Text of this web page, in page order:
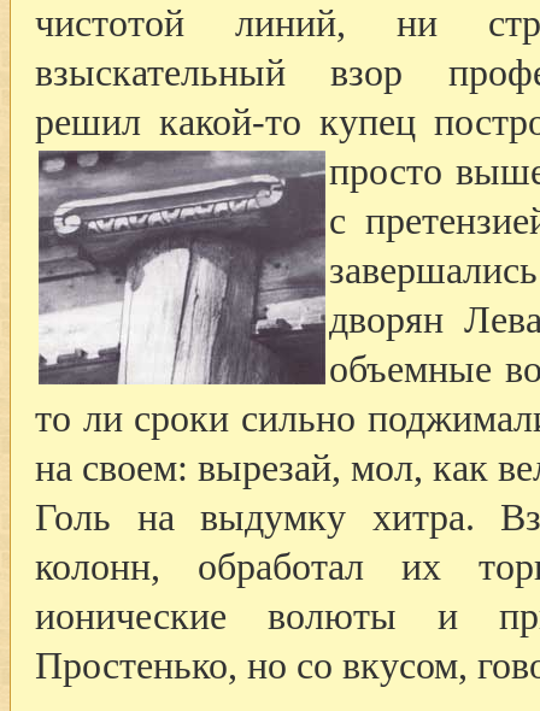
чистотой линий, ни
взыскательный взор
решил какой-то купец
просто
с
дворян
объемные
то ли сроки сильно
на своем: вырезай, мол, как
Голь на выдумку хитра.
колонн, обработал их
ионические волюты и
Простенько, но со вкусом,